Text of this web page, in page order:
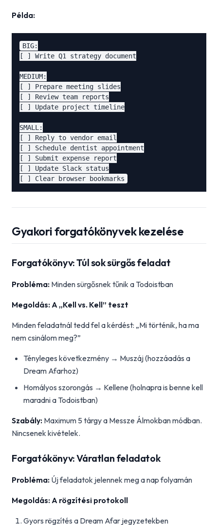
Példa:
BIG:
[ ] Write Q1 strategy document
MEDIUM:
[ ] Prepare meeting slides
[ ] Review team reports
[ ] Update project timeline
SMALL:
[ ] Reply to vendor email
[ ] Schedule dentist appointment
[ ] Submit expense report
[ ] Update Slack status
Gyakori forgatókönyvek kezelése
Forgatókönyv: Túl sok sürgős feladat
Probléma: Minden sürgősnek tűnik a Todoistban
Megoldás: A „Kell vs. Kell” teszt
Minden feladatnál tedd fel a kérdést: „Mi történik, ha ma
nem csinálom meg?”
Tényleges következmény → Muszáj (hozzáadás a
Dream Afarhoz)
Homályos szorongás → Kellene (holnapra is benne kell
maradni a Todoistban)
Szabály: Maximum 5 tárgy a Messze Álmokban módban.
Nincsenek kivételek.
Forgatókönyv: Váratlan feladatok
Probléma: Új feladatok jelennek meg a nap folyamán
Megoldás: A rögzítési protokoll
Gyors rögzítés a Dream Afar jegyzetekben